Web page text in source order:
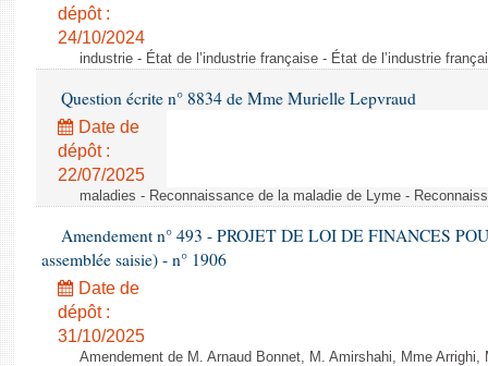
dépôt :
24/10/2024
industrie - État de l’industrie française - État de l’industrie
Question écrite n° 8834 de Mme Murielle Lepvraud
Date de
dépôt :
22/07/2025
maladies - Reconnaissance de la maladie de Lyme -
Amendement n° 493 - PROJET DE LOI DE FINANCES
assemblée saisie) - n° 1906
Date de
dépôt :
31/10/2025
Amendement de M. Arnaud Bonnet, M. Amirshahi, Mme